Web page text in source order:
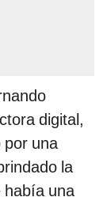
digital,
por una
la
había una